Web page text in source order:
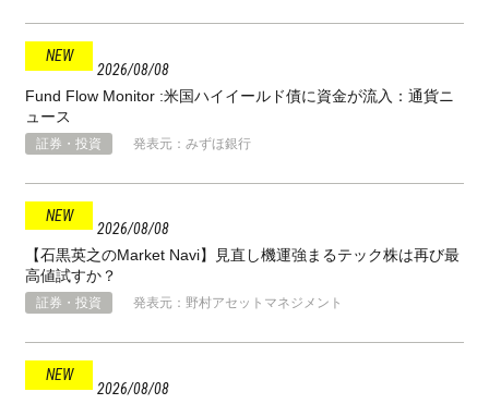
2026 08 08
Fund Flow Monitor :米国ハイイールド債に資金が流入：通貨ニ
ュース
証券・投資 発表元：みずほ銀行
2026 08 08
【石黒英之のMarket Navi】見直し機運強まるテック株は再び最
高値試すか？
証券・投資 発表元：野村アセットマネジメント
2026 08 08